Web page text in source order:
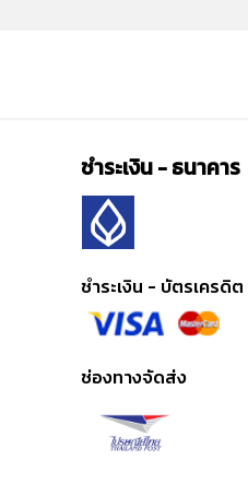
ชำระเงิน - ธนาคาร
ชำระเงิน - บัตรเครดิต
ช่องทางจัดส่ง